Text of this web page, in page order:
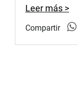
Leer más >
Compartir